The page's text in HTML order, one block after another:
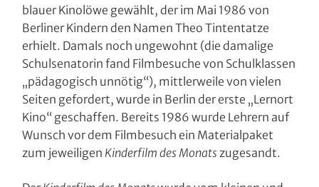
blauer Kinolöwe gewählt, der im Mai 1986 von
Berliner Kindern den Namen Theo Tintentatze
erhielt. Damals noch ungewohnt (die damalige
Schulsenatorin fand Filmbesuche von Schulklassen
„pädagogisch unnötig“), mittlerweile von vielen
Seiten gefordert, wurde in Berlin der erste „Lernort
Kino“ geschaffen. Bereits 1986 wurde Lehrern auf
Wunsch vor dem Filmbesuch ein Materialpaket
zum jeweiligen Kinderfilm des Monatszugesandt.